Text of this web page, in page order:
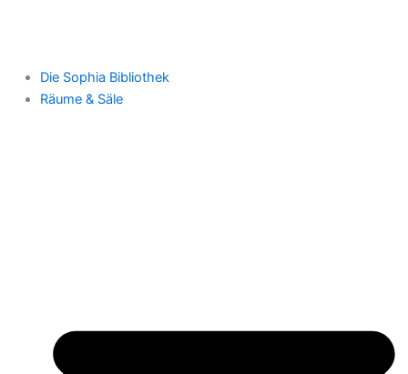
Die Sophia Bibliothek
Räume & Säle